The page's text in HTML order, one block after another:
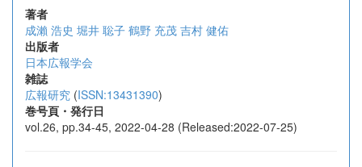
著者
成瀨 浩史 堀井 聡子 鶴野 充茂 吉村 健佑
出版者
日本広報学会
雑誌
広報研究 (ISSN:13431390)
巻号頁・発行日
vol.26, pp.34-45, 2022-04-28 (Released:2022-07-25)